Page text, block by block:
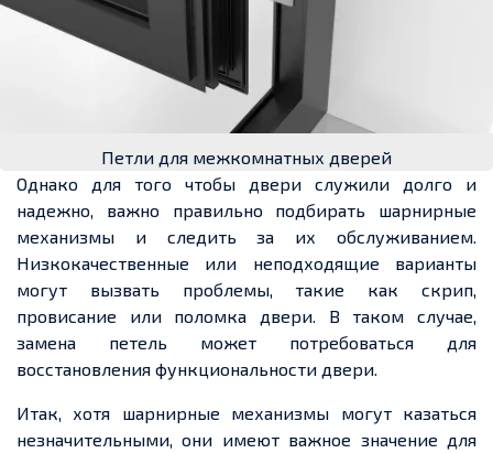
Петли для межкомнатных дверей
Однако для того чтобы двери служили долго и
надежно, важно правильно подбирать шарнирные
механизмы и следить за их обслуживанием.
Низкокачественные или неподходящие варианты
могут вызвать проблемы, такие как скрип,
провисание или поломка двери. В таком случае,
замена петель может потребоваться для
восстановления функциональности двери.
Итак, хотя шарнирные механизмы могут казаться
незначительными, они имеют важное значение для